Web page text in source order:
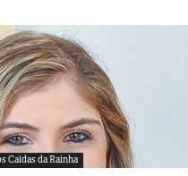
Caldas da Rainha